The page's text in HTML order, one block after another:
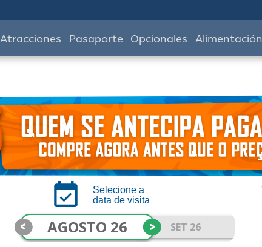
Atracciones Pasaporte Opcionales Alimentación
Selecione a
data de visita
AGOSTO 26 SET 26
< >